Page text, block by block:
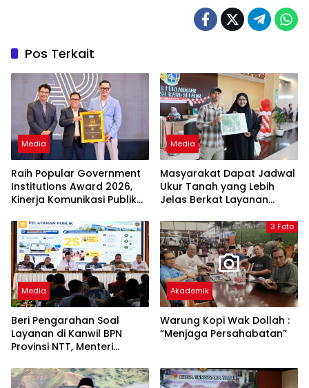
Pos Terkait
Media
Raih Popular Government
Institutions Award 2026,
Kinerja Komunikasi Publik
Kembali Diakui
Media
Masyarakat Dapat Jadwal
Ukur Tanah yang Lebih
Jelas Berkat Layanan
Media
Beri Pengarahan Soal
Layanan di Kanwil BPN
Provinsi NTT, Menteri
Pandang Masyarakat
3 Foto
Akademik
Warung Kopi Wak Dollah :
“Menjaga Persahabatan”